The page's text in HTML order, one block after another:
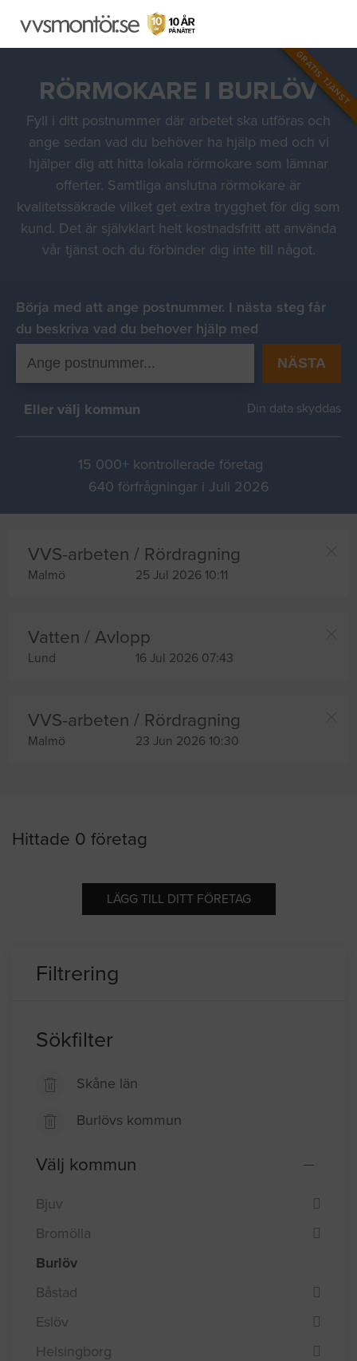
GRATIS TJÄNST
RÖRMOKARE I BURLÖV
Fyll i ditt postnummer där arbetet ska utföras och
ange sedan vad du behöver ha hjälp med och vi
hjälper dig att hitta lokala rörmokare som lämnar
offerter. Samtliga anslutna rörmokare är
kvalitetssäkrade vilket get extra trygghet för dig som
kund. Det är självklart helt kostnadsfritt att använda
vår tjänst och du förbinder dig inte till något.
Börja med att ange postnummer. I nästa steg får
du beskriva vad du behover hjälp med
NÄSTA
Eller välj kommun Din data skyddas
15 000+ kontrollerade företag
640 förfrågningar i Juli 2026
VVS-arbeten / Rördragning
Malmö 25 Jul 2026 10:11
Vatten / Avlopp
Lund 16 Jul 2026 07:43
VVS-arbeten / Rördragning
Malmö 23 Jun 2026 10:30
Hittade 0 företag
LÄGG TILL DITT FÖRETAG
Filtrering
Sökfilter
Skåne län
Burlövs kommun
Välj kommun
Bjuv
Bromölla
Burlöv
Båstad
Eslöv
Helsingborg